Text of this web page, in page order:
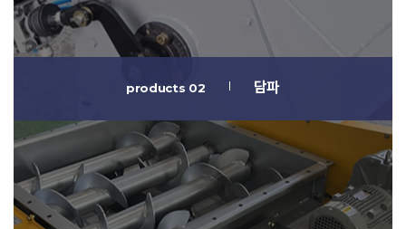
products 02 담파